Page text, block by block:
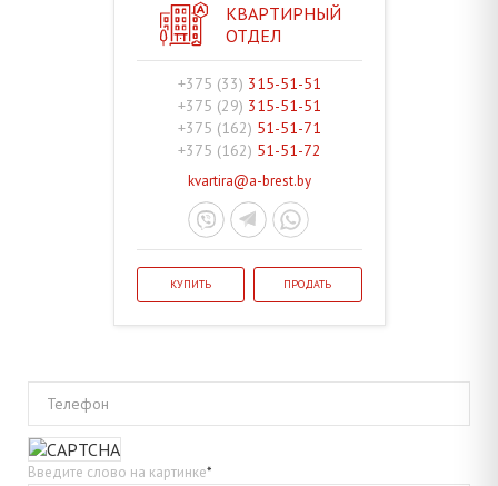
КВАРТИРНЫЙ
ОТДЕЛ
+375 (33) 315-51-51
+375 (29) 315-51-51
+375 (162) 51-51-71
+375 (162) 51-51-72
kvartira@a-brest.by
КУПИТЬ ПРОДАТЬ
Телефон
Введите слово на картинке*